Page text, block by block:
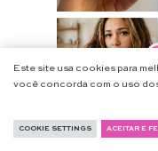
NA@CHARME_SE
Este site usa cookies para
você concorda com o uso
COOKIE SETTINGS ACEITAR E